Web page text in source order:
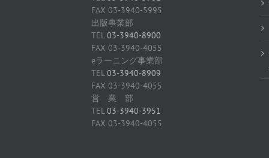
FAX 03-3940-5995
出版事業部
TEL03-3940-8900
FAX 03-3940-4055
eラーニング事業部
TEL03-3940-8909
FAX 03-3940-4055
営 業 部
TEL03-3940-3951
FAX 03-3940-4055